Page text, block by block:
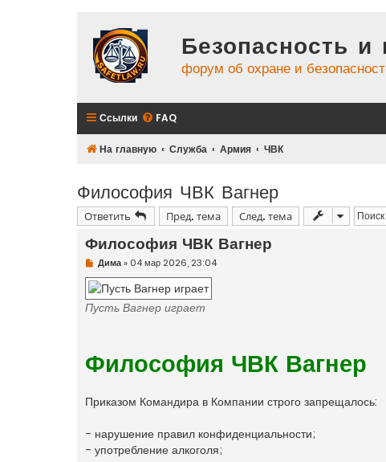
Безопасность и
форум об охране и
Ссылки FAQ
На главную Служба Армия ЧВК
Философия ЧВК Вагнер
Ответить Пред. тема След. тема
Философия ЧВК Вагнер
Н
е
п
р
о
ч
н
н
о
с
о
щ
е
Дима» 04 мар 2026, 23:04
Пусть Вагнер играет
Философия ЧВК Вагнер
Приказом Командира в Компании строго запрещалось:
- нарушение правил конфиденциальности;
- употребление алкоголя;